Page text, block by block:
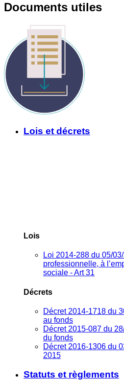
Documents utiles
Lois et décrets
Lois
Loi 2014-288 du 05/
professionnelle, à
sociale - Art 31
Décrets
Décret 2014-1718 du
au fonds
Décret 2015-087 du
du fonds
Décret 2016-1306 du
2015
Statuts et règlements